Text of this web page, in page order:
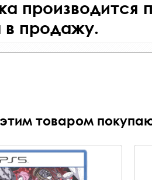
производится
в продажу.
товаром